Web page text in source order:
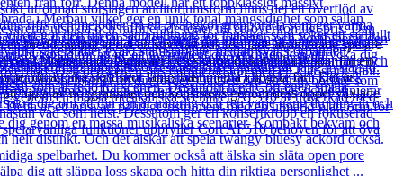
bred tonalitet är det en suverän bas för både avancerade spelare
blomstrande lågnivåer och skarpa diskantrika toppar för ett
du att åka skridskor längs baslinjerna i högsta fart. Det är
njuta av noggrannhet och konsistens genom dess öppet växlade